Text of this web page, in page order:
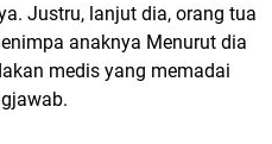
Justru, lanjut dia, orang tua
anaknya Menurut dia
medis yang memadai